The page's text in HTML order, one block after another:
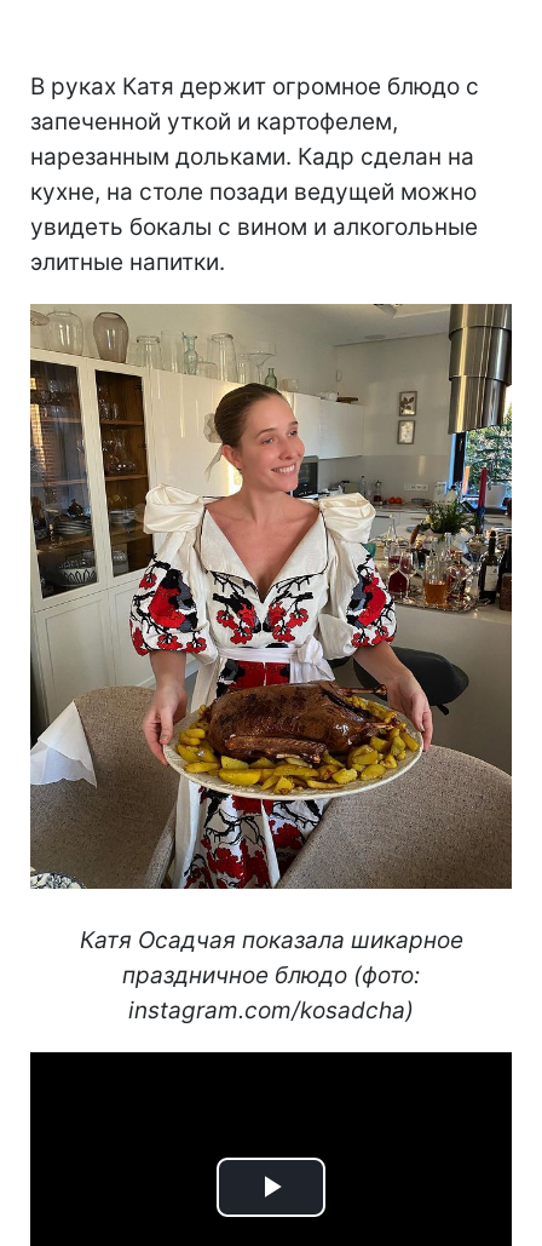
В руках Катя держит огромное блюдо с
запеченной уткой и картофелем,
нарезанным дольками. Кадр сделан на
кухне, на столе позади ведущей можно
увидеть бокалы с вином и алкогольные
элитные напитки.
Катя Осадчая показала шикарное
праздничное блюдо (фото:
instagram.com/kosadcha)
Play